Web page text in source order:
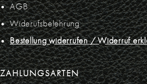
AGB
Widerufsbelehrung
Bestellung widerrufen / Widerruf
ZAHLUNGSARTEN